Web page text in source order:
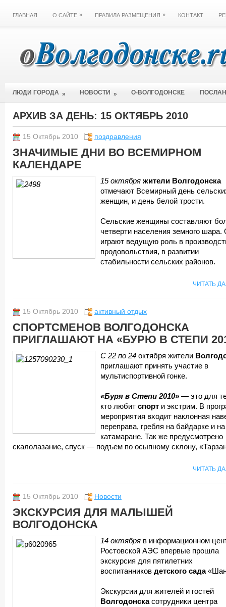
ГЛАВНАЯ О САЙТЕ » ПРАВИЛА РАЗМЕЩЕНИЯ » КОНТАКТ
ЛЮДИ ГОРОДА » НОВОСТИ » О-ВОЛГОДОНСКЕ
АРХИВ ЗА ДЕНЬ: 15 ОКТЯБРЬ 2010
15 Октябрь 2010 поздравления
ЗНАЧИМЫЕ ДНИ ВО ВСЕМИРНОМ
КАЛЕНДАРЕ
15 октября жители Волгодонска
отмечают Всемирный день
женщин, и день белой трости.
Сельские женщины составляют
четверти населения земного шара.
играют ведущую роль в
продовольствия, в развитии
стабильности сельских районов.
ЧИТАТЬ
15 Октябрь 2010 активный отдых
СПОРТСМЕНОВ ВОЛГОДОНСКА
ПРИГЛАШАЮТ НА «БУРЮ В СТЕПИ
С 22 по 24 октября жители
приглашают принять участие в
мультиспортивной гонке.
«Буря в Степи 2010» — это для
кто любит спорт и экстрим. В
мероприятия входит наклонная
переправа, гребля на байдарке и на
катамаране. Так же предусмотрено
скалолазание, спуск — подъем по осыпному склону,
ЧИТАТЬ
15 Октябрь 2010 Новости
ЭКСКУРСИЯ ДЛЯ МАЛЫШЕЙ
ВОЛГОДОНСКА
14 октября в информационном
Ростовской АЭС впервые прошла
экскурсия для пятилетних
воспитанников детского сада
Экскурсии для жителей и гостей
Волгодонскасотрудники центра